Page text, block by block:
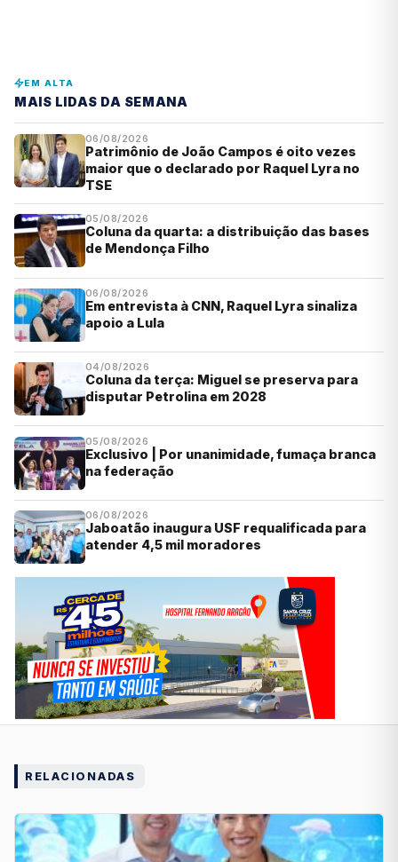
EM ALTA
MAIS LIDAS DA SEMANA
06/08/2026
Patrimônio de João Campos é oito vezes
maior que o declarado por Raquel Lyra no
TSE
05/08/2026
Coluna da quarta: a distribuição das bases
de Mendonça Filho
06/08/2026
Em entrevista à CNN, Raquel Lyra sinaliza
apoio a Lula
04/08/2026
Coluna da terça: Miguel se preserva para
disputar Petrolina em 2028
05/08/2026
Exclusivo | Por unanimidade, fumaça branca
na federação
06/08/2026
Jaboatão inaugura USF requalificada para
atender 4,5 mil moradores
RELACIONADAS